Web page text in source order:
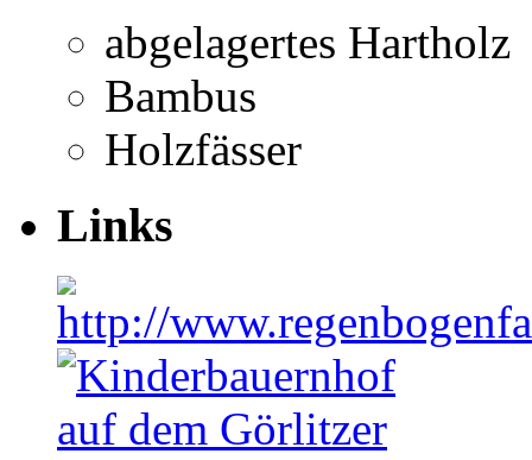
abgelagertes Hartholz
Bambus
Holzfässer
Links